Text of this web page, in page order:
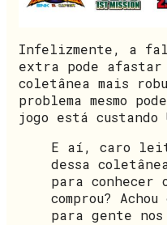
Infelizmente, a
extra pode afastar
coletânea mais
problema mesmo
jogo está custando
E aí, caro
dessa
para conhecer
comprou?
para gente